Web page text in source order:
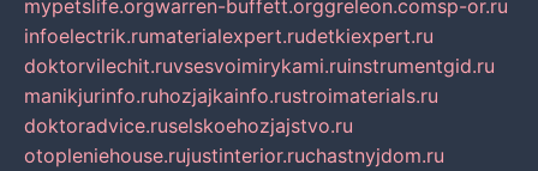
mypetslife.orgwarren-buffett.orggreleon.comsp-or.ru
infoelectrik.rumaterialexpert.rudetkiexpert.ru
doktorvilechit.ruvsesvoimirykami.ruinstrumentgid.ru
manikjurinfo.ruhozjajkainfo.rustroimaterials.ru
doktoradvice.ruselskoehozjajstvo.ru
otopleniehouse.rujustinterior.ruchastnyjdom.ru